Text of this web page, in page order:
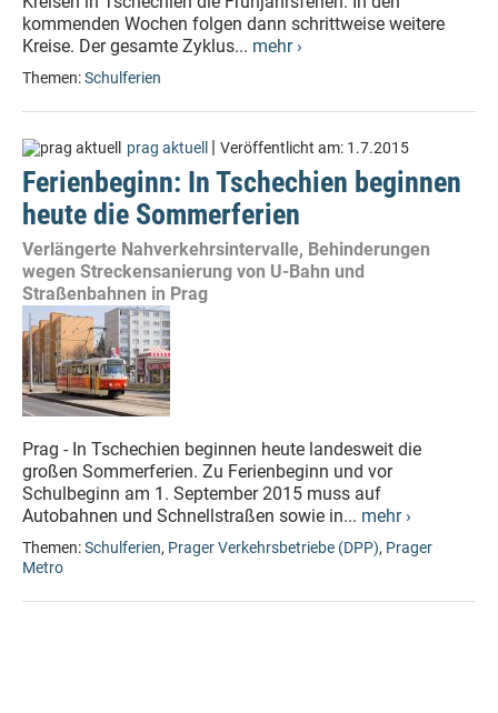
kommenden Wochen folgen dann schrittweise weitere
Kreise. Der gesamte Zyklus... mehr ›
Themen:Schulferien
prag aktuell | Veröffentlicht am: 1.7.2015
Ferienbeginn: In Tschechien beginnen
heute die Sommerferien
Verlängerte Nahverkehrsintervalle, Behinderungen
wegen Streckensanierung von U-Bahn und
Straßenbahnen in Prag
Prag - In Tschechien beginnen heute landesweit die
großen Sommerferien. Zu Ferienbeginn und vor
Schulbeginn am 1. September 2015 muss auf
Autobahnen und Schnellstraßen sowie in... mehr ›
Themen:Schulferien, Prager Verkehrsbetriebe (DPP), Prager
Metro